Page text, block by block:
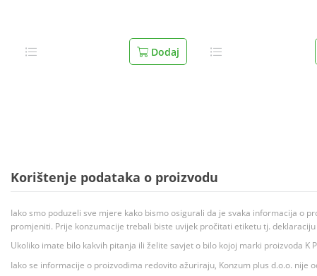
Dodaj
Korištenje podataka o proizvodu
Iako smo poduzeli sve mjere kako bismo osigurali da je svaka informacija o
promjeniti. Prije konzumacije trebali biste uvijek pročitati etiketu tj.
Ukoliko imate bilo kakvih pitanja ili želite savjet o bilo kojoj marki proizvoda
Iako se informacije o proizvodima redovito ažuriraju, Konzum plus d.o.o. nije